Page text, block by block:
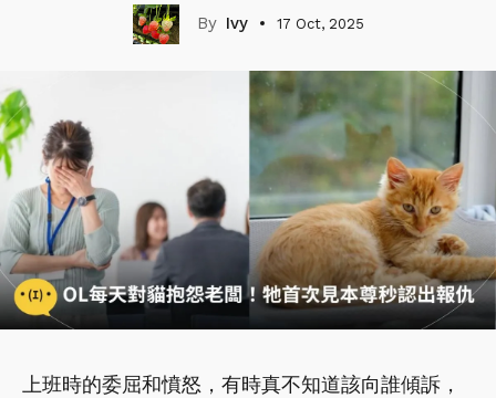
Ivy 17 Oct, 2025
上班時的委屈和憤怒，有時真不知道該向誰傾訴，